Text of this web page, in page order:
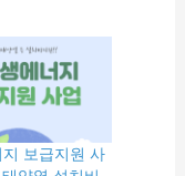
보급지원 사